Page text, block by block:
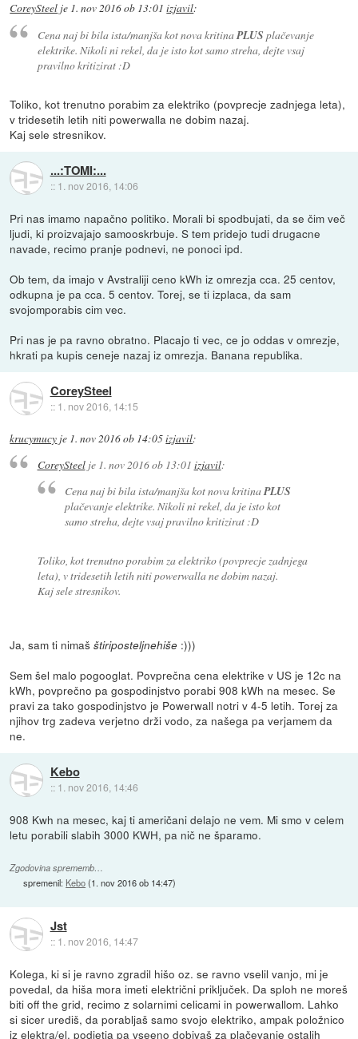
CoreySteel je 1. nov 2016 ob 13:01 izjavil:
Cena naj bi bila ista/manjša kot nova kritinaPLUS plačevanje
elektrike. Nikoli ni rekel, da je isto kot samo streha, dejte vsaj
pravilno kritizirat :D
Toliko, kot trenutno porabim za elektriko (povprecje zadnjega leta),
v tridesetih letih niti powerwalla ne dobim nazaj.
Kaj sele stresnikov.
...:TOMI:...
:: 1. nov 2016, 14:06
Pri nas imamo napačno politiko. Morali bi spodbujati, da se čim več
ljudi, ki proizvajajo samooskrbuje. S tem pridejo tudi drugacne
navade, recimo pranje podnevi, ne ponoci ipd.
Ob tem, da imajo v Avstraliji ceno kWh iz omrezja cca. 25 centov,
odkupna je pa cca. 5 centov. Torej, se ti izplaca, da sam
svojomporabis cim vec.
Pri nas je pa ravno obratno. Placajo ti vec, ce jo oddas v omrezje,
hkrati pa kupis ceneje nazaj iz omrezja. Banana republika.
CoreySteel
:: 1. nov 2016, 14:15
krucymucy je 1. nov 2016 ob 14:05izjavil:
CoreySteelje 1. nov 2016 ob 13:01 izjavil:
Cena naj bi bila ista/manjša kot nova kritinaPLUS
plačevanje elektrike. Nikoli ni rekel, da je isto kot
samo streha, dejte vsaj pravilno kritizirat :D
Toliko, kot trenutno porabim za elektriko (povprecje zadnjega
leta), v tridesetih letih niti powerwalla ne dobim nazaj.
Kaj sele stresnikov.
Ja, sam ti nimašštiriposteljnehiše :)))
Sem šel malo pogooglat. Povprečna cena elektrike v US je 12c na
kWh, povprečno pa gospodinjstvo porabi 908 kWh na mesec. Se
pravi za tako gospodinjstvo je Powerwall notri v 4-5 letih. Torej za
njihov trg zadeva verjetno drži vodo, za našega pa verjamem da
ne.
Kebo
:: 1. nov 2016, 14:46
908 Kwh na mesec, kaj ti američani delajo ne vem. Mi smo v celem
letu porabili slabih 3000 KWH, pa nič ne šparamo.
Zgodovina sprememb…
spremenil: Kebo(1. nov 2016 ob 14:47)
Jst
:: 1. nov 2016, 14:47
Kolega, ki si je ravno zgradil hišo oz. se ravno vselil vanjo, mi je
povedal, da hiša mora imeti električni priključek. Da sploh ne moreš
biti off the grid, recimo z solarnimi celicami in powerwallom. Lahko
si sicer urediš, da porabljaš samo svojo elektriko, ampak položnico
iz elektra/el. podjetja pa vseeno dobivaš za plačevanje ostalih